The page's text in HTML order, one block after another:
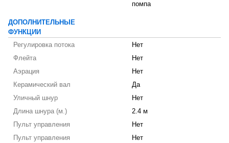
помпа
ДОПОЛНИТЕЛЬНЫЕ
ФУНКЦИИ
Регулировка потока
Нет
Флейта
Нет
Аэрация
Нет
Керамический вал
Да
Уличный шнур
Нет
Длина шнура (м.)
2.4 м
Пульт управления
Нет
Пульт управления
Нет